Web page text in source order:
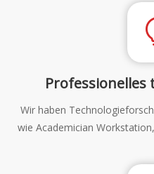
Professionelles
Wir haben
wie Academician